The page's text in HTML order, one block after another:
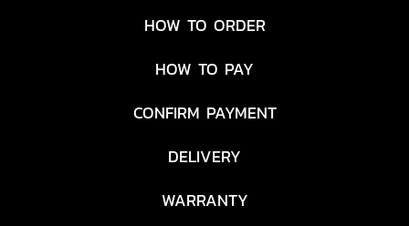
HOW TO ORDER
HOW TO PAY
CONFIRM PAYMENT
DELIVERY
WARRANTY